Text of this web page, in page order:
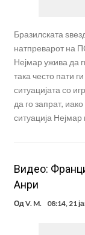
Бразилската
натпреварот на
Нејмар ужива да
така често пати
ситуацијата со
да го запрат,
ситуација
Видео:
Анри
Од V. M. 08:14, 21